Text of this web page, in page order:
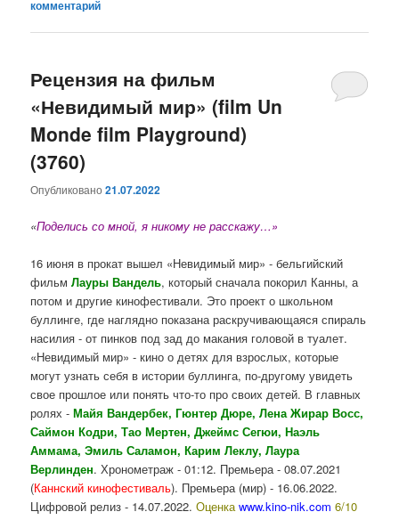
комментарий
Рецензия на фильм
«Невидимый мир» (film Un
Monde film Playground)
(3760)
Опубликовано21.07.2022
«Поделись со мной, я никому не расскажу…»
16 июня в прокат вышел «Невидимый мир» - бельгийский
фильмЛауры Вандель, который сначала покорил Канны, а
потом и другие кинофестивали. Это проект о школьном
буллинге, где наглядно показана раскручивающаяся спираль
насилия - от пинков под зад до макания головой в туалет.
«Невидимый мир» - кино о детях для взрослых, которые
могут узнать себя в истории буллинга, по-другому увидеть
свое прошлое или понять что-то про своих детей. В главных
ролях -Майя Вандербек, Гюнтер Дюре, Лена Жирар Восс,
Саймон Кодри, Тао Мертен, Джеймс Сегюи, Наэль
Аммама, Эмиль Саламон, Карим Леклу, Лаура
Верлинден. Хронометраж - 01:12. Премьера - 08.07.2021
(Каннский кинофестиваль). Премьера (мир) - 16.06.2022.
Цифровой релиз - 14.07.2022.Оценкаwww.kino-nik.com 6/10